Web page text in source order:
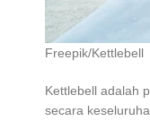
Freepik/Kettlebell
Kettlebell adalah
secara